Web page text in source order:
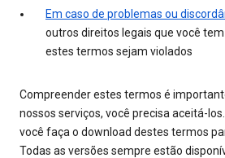
Em caso de problemas ou
outros direitos legais que você
estes termos sejam violados
Compreender estes termos é
nossos serviços, você precisa aceitá-
você faça o download destes termos
Todas as versões sempre estão